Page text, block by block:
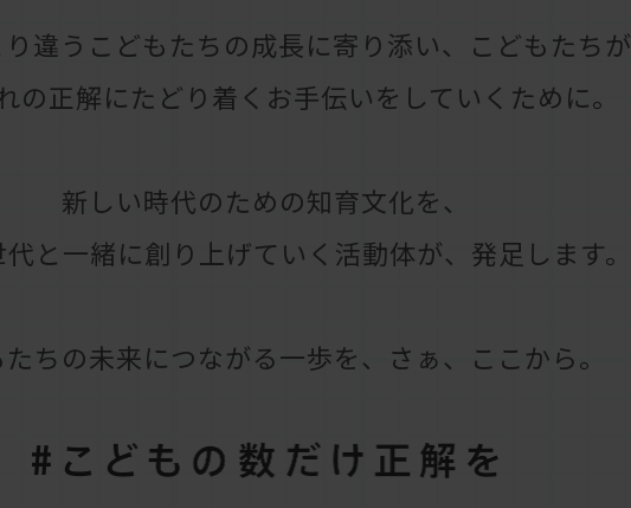
違うこどもたちの成長に寄り添い、
こどもたちが
の正解にたどり着く お手伝いをしていくために。
新しい時代のための知育文化を、
と一緒に創り上げていく活動体が、 発足します。
ちの未来につながる一歩を、 さぁ、ここから。